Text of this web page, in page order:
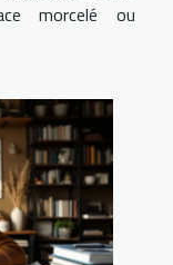
morcelé ou